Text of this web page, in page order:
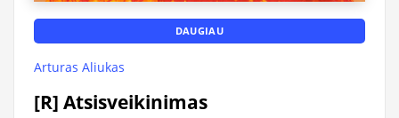
DAUGIAU
Arturas Aliukas
[R] Atsisveikinimas